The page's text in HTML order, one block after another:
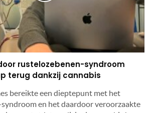
rustelozebenen-syndroom
terug dankzij cannabis
bereikte een dieptepunt met het
en het daardoor veroorzaakte